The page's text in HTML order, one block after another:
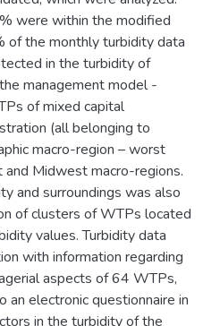
were within the modified
the monthly turbidity data
in the turbidity of
management model -
of mixed capital
(all belonging to
macro-region – worst
Midwest macro-regions.
and surroundings was also
of clusters of WTPs located
values. Turbidity data
with information regarding
aspects of 64 WTPs,
electronic questionnaire in
in the turbidity of the